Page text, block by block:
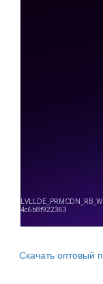
Скачать оптовый